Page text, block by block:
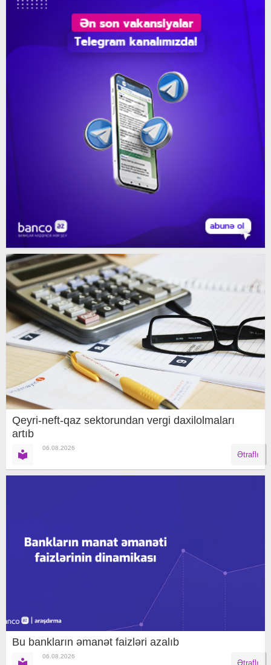
Qeyri-neft-qaz sektorundan vergi daxilolmaları
artıb
06.08.2026
Ətraflı
Bu bankların əmanət faizləri azalıb
06.08.2026
Ətraflı